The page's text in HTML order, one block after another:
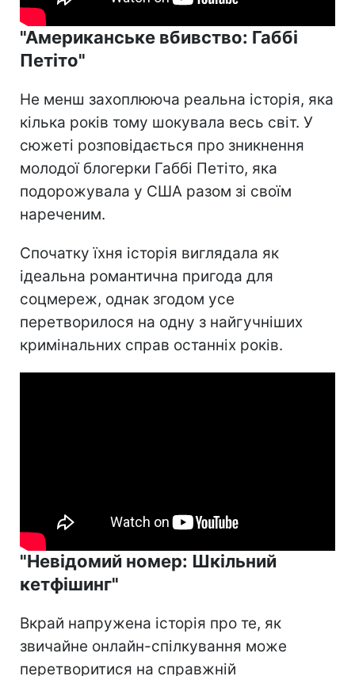
"Американське вбивство: Габбі
Петіто"
Не менш захоплююча реальна історія, яка
кілька років тому шокувала весь світ. У
сюжеті розповідається про зникнення
молодої блогерки Габбі Петіто, яка
подорожувала у США разом зі своїм
нареченим.
Спочатку їхня історія виглядала як
ідеальна романтична пригода для
соцмереж, однак згодом усе
перетворилося на одну з найгучніших
кримінальних справ останніх років.
"Невідомий номер: Шкільний
кетфішинг"
Вкрай напружена історія про те, як
звичайне онлайн-спілкування може
перетворитися на справжній